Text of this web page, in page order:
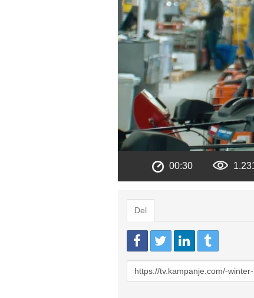
00:30
Del
URL
to